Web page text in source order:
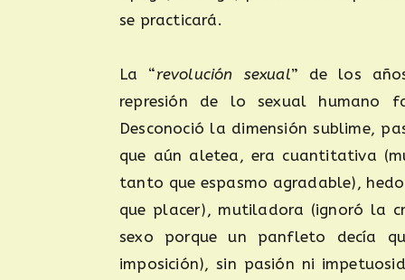
se practicará.
La “revolución sexual” de los
represión de lo sexual humano
Desconoció la dimensión sublime,
que aún aletea, era cuantitativa
tanto que espasmo agradable),
que placer), mutiladora (ignoró la
sexo porque un panfleto decía
imposición), sin pasión ni